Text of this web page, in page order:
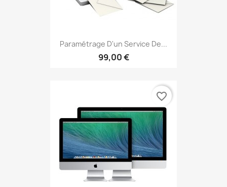
Paramétrage D'un Service De...
99,00 €
favorite_border